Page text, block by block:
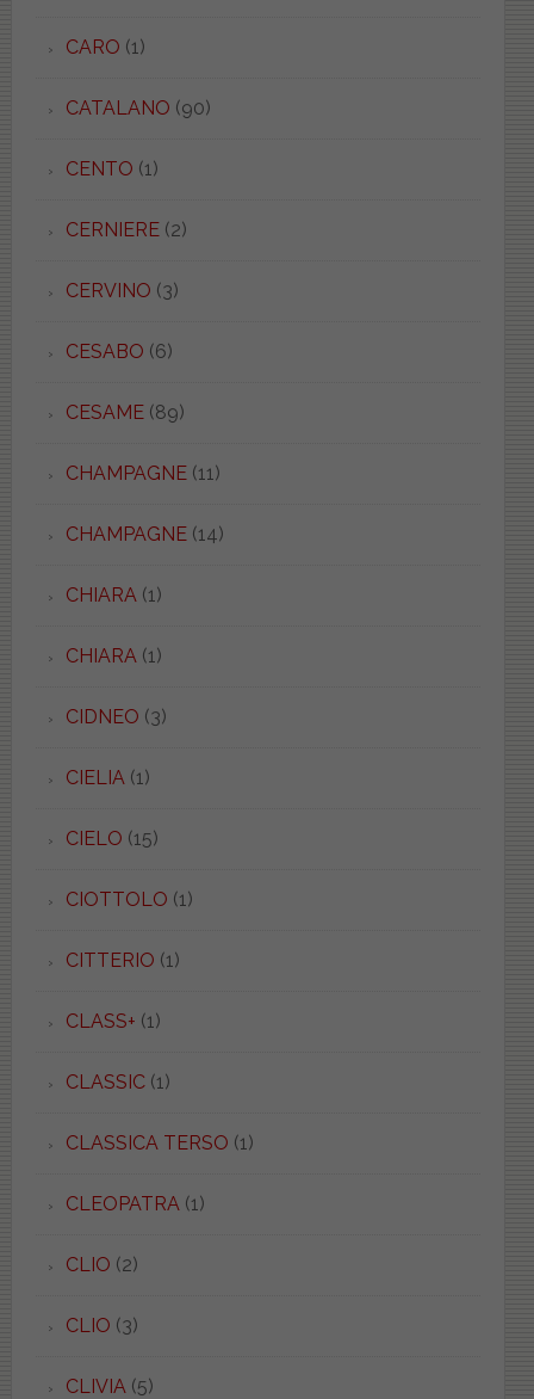
CARO (1)
CATALANO (90)
CENTO (1)
CERNIERE(2)
CERVINO (3)
CESABO (6)
CESAME(89)
CHAMPAGNE(11)
CHAMPAGNE(14)
CHIARA(1)
CHIARA(1)
CIDNEO (3)
CIELIA(1)
CIELO (15)
CIOTTOLO (1)
CITTERIO (1)
CLASS+ (1)
CLASSIC(1)
CLASSICA TERSO (1)
CLEOPATRA(1)
CLIO (2)
CLIO (3)
CLIVIA(5)